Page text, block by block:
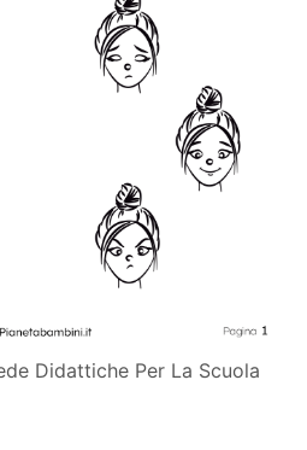
Didattiche Per La Scuola